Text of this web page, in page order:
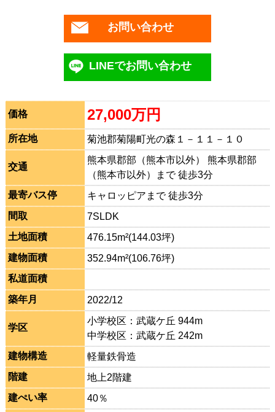
お問い合わせ
LINEでお問い合わせ
価格 27,000万円
所在地 菊池郡菊陽町光の森１－１１－１０
交通
熊本県郡部（熊本市以外） 熊本県郡部
（熊本市以外）まで 徒歩3分
最寄バス停
キャロッピアまで 徒歩3分
間取
7SLDK
土地面積
476.15m²(144.03坪)
建物面積
352.94m²(106.76坪)
私道面積
築年月
2022/12
学区
小学校区：武蔵ケ丘 944m
中学校区：武蔵ケ丘 242m
建物構造
軽量鉄骨造
階建
地上2階建
建ぺい率
40％